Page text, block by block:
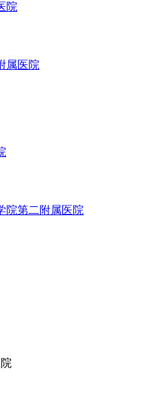
院
属医院
院第二附属医院